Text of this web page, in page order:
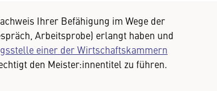
Ihrer Befähigung im Wege der
Arbeitsprobe) erlangt haben und
einer der Wirtschaftskammern
den Meister:innentitel zu führen.